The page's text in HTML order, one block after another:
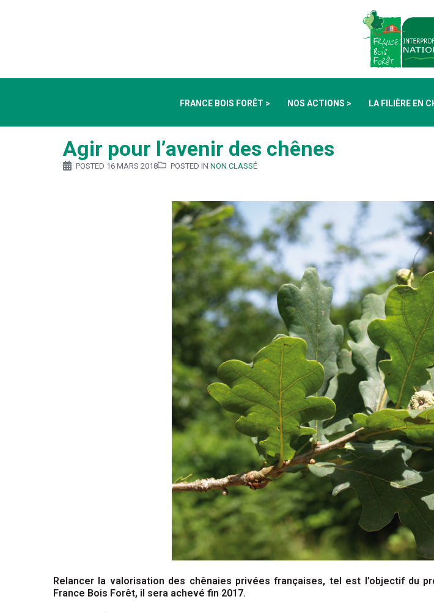
FRANCE BOIS FORÊT > NOS ACTIONS > LA FILIÈRE EN
Agir pour l’avenir des chênes
POSTED 16 MARS 2018 POSTED IN NON CLASSÉ
Relancer la valorisation des chênaies privées françaises, tel est l’objectif du
France Bois Forêt, il sera achevé fin 2017.